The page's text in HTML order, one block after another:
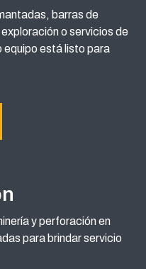
barras de
o servicios de
equipo está listo para
y perforación en
para brindar servicio